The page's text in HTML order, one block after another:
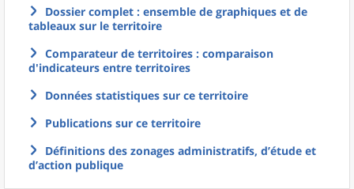
Dossier complet : ensemble de graphiques et de
tableaux sur le territoire
Comparateur de territoires : comparaison
d'indicateurs entre territoires
Données statistiques sur ce territoire
Publications sur ce territoire
Définitions des zonages administratifs, d’étude et
d’action publique